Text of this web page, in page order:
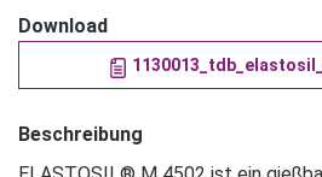
Download
Beschreibung